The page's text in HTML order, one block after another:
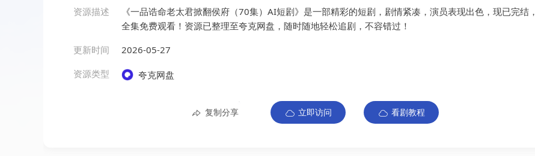
资源描述
《一品诰命老太君掀翻侯府（70集）AI短剧》是一部精彩的短剧，剧情紧凑，演员表现出色，现已完结，
全集免费观看！资源已整理至夸克网盘，随时随地轻松追剧，不容错过！
更新时间
2026-05-27
资源类型
夸克网盘
复制分享 立即访问 看剧教程